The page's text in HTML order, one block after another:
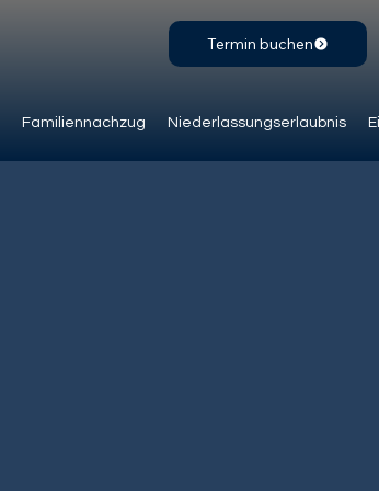
Familiennachzug Niederlassungserlaubnis
Termin buchen